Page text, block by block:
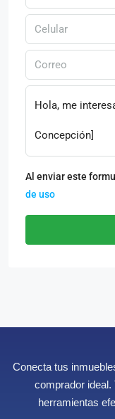
Al enviar este
de uso
Conecta tus
comprador ideal.
herramientas